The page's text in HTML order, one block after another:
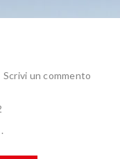
Scrivi un commento